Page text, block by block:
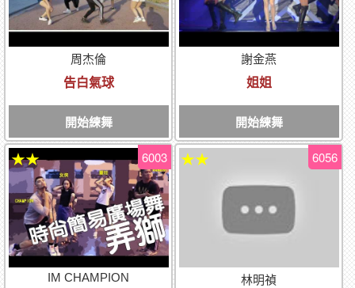
周杰倫
告白氣球
開始練舞
謝金燕
姐姐
開始練舞
IM CHAMPION
6003
★★
林明禎
6056
★★